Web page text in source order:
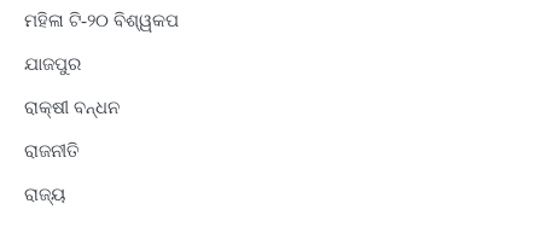
ମହିଳା ଟି-୨୦ ବିଶ୍ୱକପ
ଯାଜପୁର
ରାକ୍ଷୀ ବନ୍ଧନ
ରାଜନୀତି
ରାଜ୍ୟ